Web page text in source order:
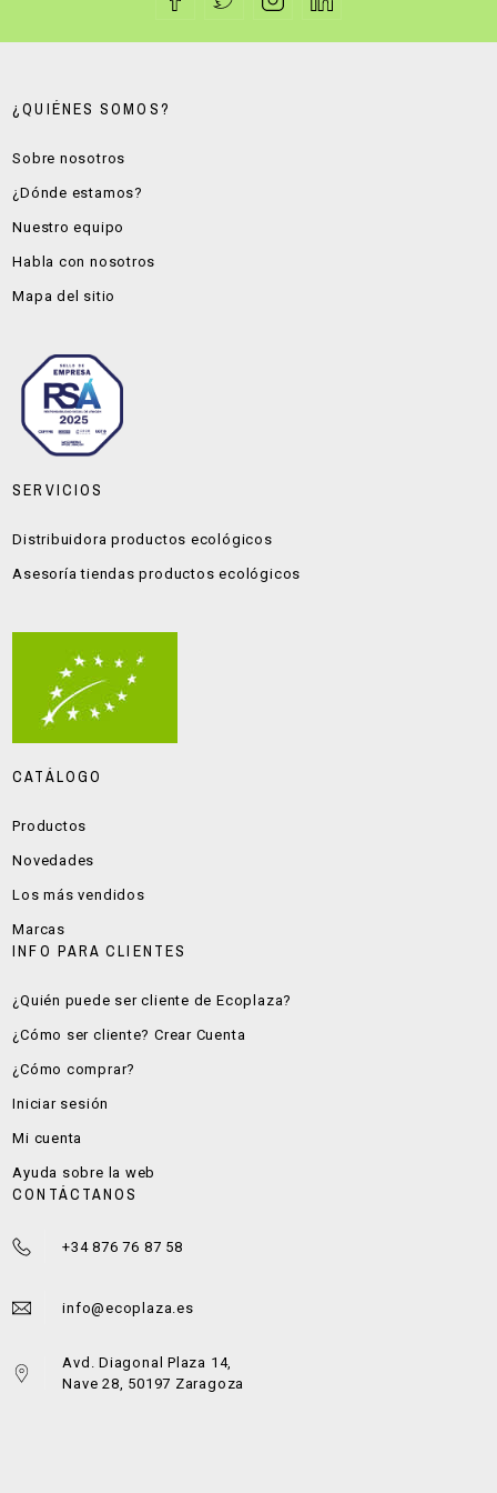
¿QUIÉNES SOMOS?
Sobre nosotros
¿Dónde estamos?
Nuestro equipo
Habla con nosotros
Mapa del sitio
SERVICIOS
Distribuidora productos ecológicos
Asesoría tiendas productos ecológicos
CATÁLOGO
Productos
Novedades
Los más vendidos
Marcas
INFO PARA CLIENTES
¿Quién puede ser cliente de Ecoplaza?
¿Cómo ser cliente? Crear Cuenta
¿Cómo comprar?
Iniciar sesión
Mi cuenta
Ayuda sobre la web
CONTÁCTANOS
+34 876 76 87 58
info@ecoplaza.es
Avd. Diagonal Plaza 14,
Nave 28, 50197 Zaragoza